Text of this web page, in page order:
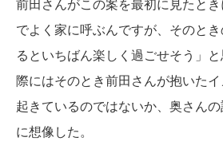
前田さんがこの案を最初に見たと
でよく家に呼ぶんですが、そのと
るといちばん楽しく過ごせそう」
際にはそのとき前田さんが抱いた
起きているのではないか、奥さん
に想像した。